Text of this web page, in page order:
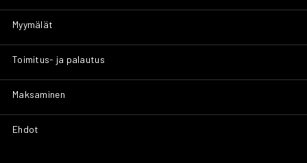
Myymälät
Toimitus- ja palautus
Maksaminen
Ehdot